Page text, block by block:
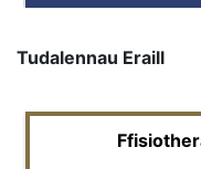
Tudalennau Eraill